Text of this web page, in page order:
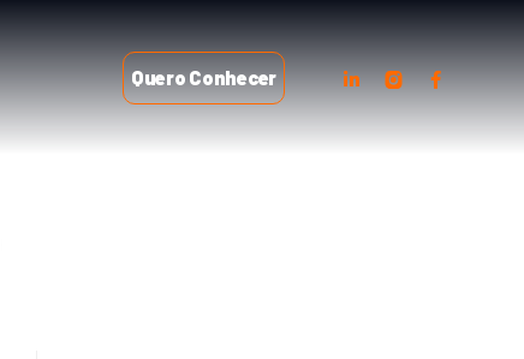
Quero Conhecer